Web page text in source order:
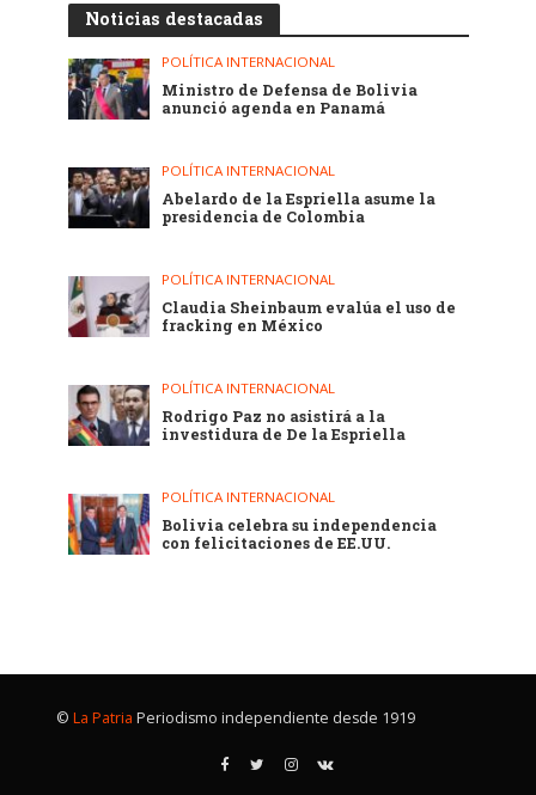
Noticias destacadas
POLÍTICA INTERNACIONAL
Ministro de Defensa de Bolivia
anunció agenda en Panamá
POLÍTICA INTERNACIONAL
Abelardo de la Espriella asume la
presidencia de Colombia
POLÍTICA INTERNACIONAL
Claudia Sheinbaum evalúa el uso de
fracking en México
POLÍTICA INTERNACIONAL
Rodrigo Paz no asistirá a la
investidura de De la Espriella
POLÍTICA INTERNACIONAL
Bolivia celebra su independencia
con felicitaciones de EE.UU.
© La Patria Periodismo independiente desde 1919